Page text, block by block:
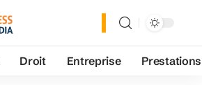
Droit Entreprise Prestations